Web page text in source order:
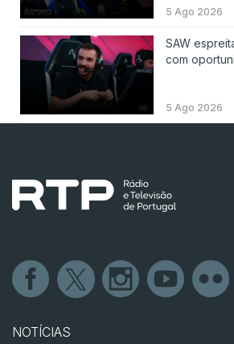
5 Ago 2026
SAW
com
5 Ago 2026
NOTÍCIAS